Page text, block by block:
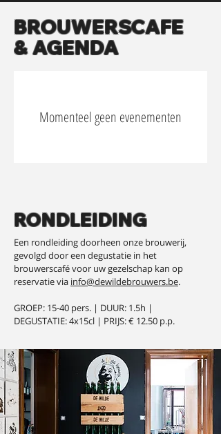
BROUWERSCAFE
& AGENDA
Momenteel geen evenementen
RONDLEIDING
Een rondleiding doorheen onze brouwerij,
gevolgd door een degustatie in het
brouwerscafé voor uw gezelschap kan op
reservatie via info@dewildebrouwers.be.
GROEP: 15-40 pers. | DUUR: 1.5h |
DEGUSTATIE: 4x15cl | PRIJS: € 12.50 p.p.